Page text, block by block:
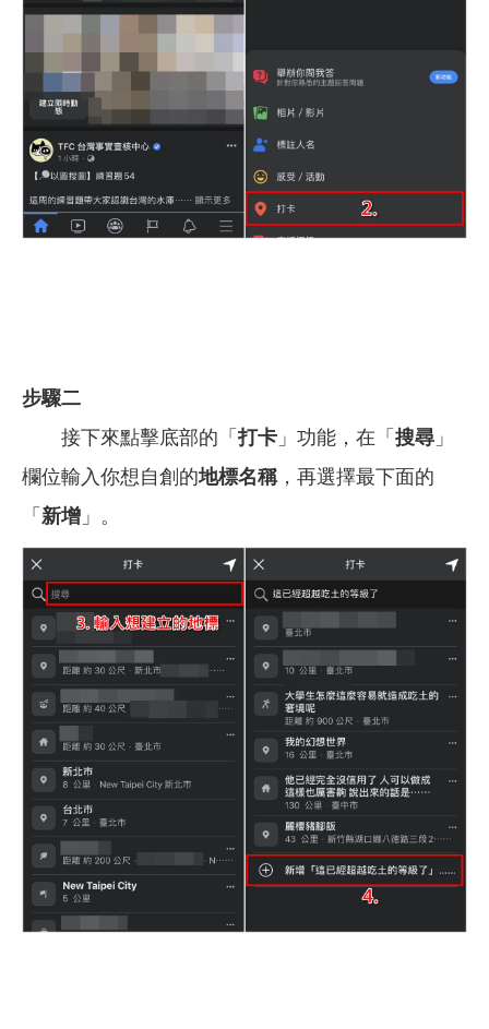
步驟二
接下來點擊底部的「打卡 」功能，在「 搜尋 」
欄位輸入你想自創的地標名稱，再選擇最下面的
「 新增 」。